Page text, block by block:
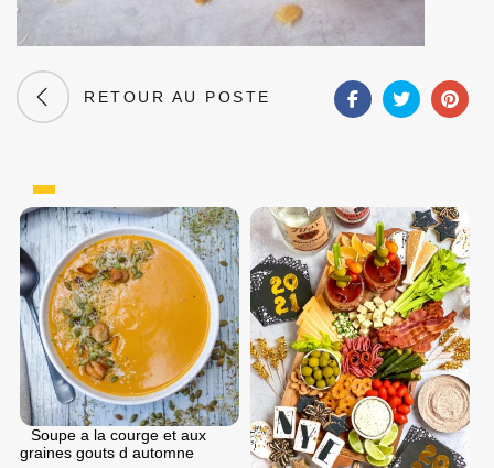
RETOUR AU POSTE
Soupe a la courge et aux
graines gouts d automne